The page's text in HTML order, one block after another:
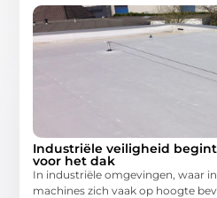
Industriële veiligheid
voor het dak
In industriële omgevingen, waar
machines zich vaak op hoogte